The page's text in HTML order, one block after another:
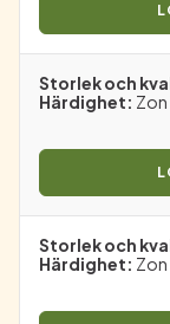
Storlek och
Härdighet: Zon
Storlek och
Härdighet: Zon